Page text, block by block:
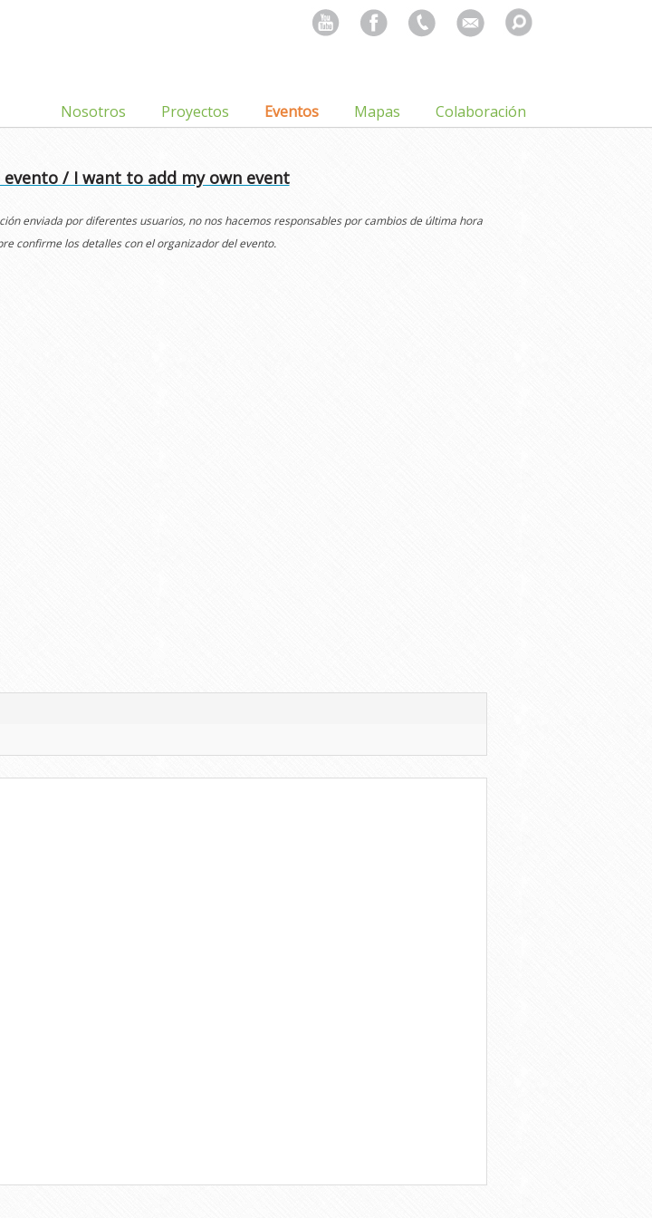
Search
for:
Nosotros Proyectos Eventos Mapas Colaboración
/ I want to add my own event
enviada por diferentes usuarios, no nos hacemos responsables por cambios de última hora
confirme los detalles con el organizador del evento.